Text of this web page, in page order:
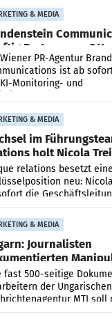
& MEDIA
Partner von
PR-Agentur
ist ab
Monitoring- und
& MEDIA
im
holt Nicola
relations besetzt eine
neu:
die
an der Seite von
Kalina-Mahr.
& MEDIA
Journalisten
fast 500-seitige
der Ungarischen
MTI soll
Nachrichten-